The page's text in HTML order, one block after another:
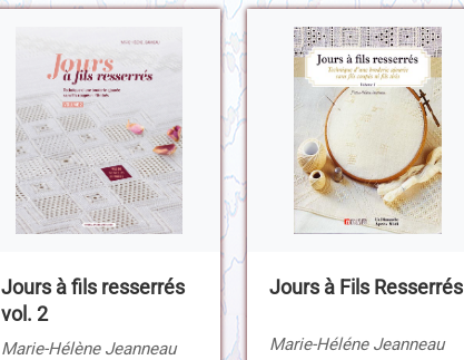
Jours à fils resserrés
vol. 2
Marie-Hélène Jeanneau
Jours à Fils Resserrés
Marie-Héléne Jeanneau